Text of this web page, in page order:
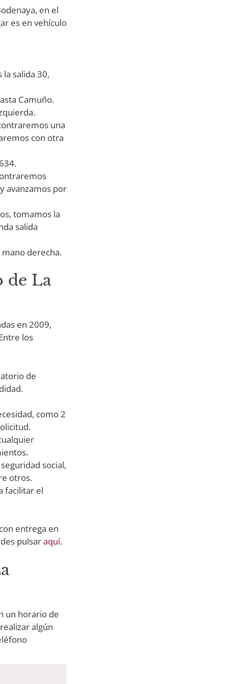
en el
es en vehículo
salida 30,
Camuño.
una
con otra
avanzamos por
tomamos la
salida
derecha.
de La
en 2009,
los
de
como 2
social,
otros.
facilitar el
entrega en
pulsaraquí.
un horario de
algún